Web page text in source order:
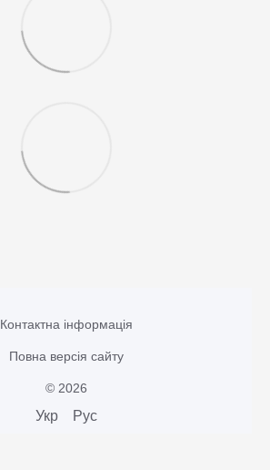
Контактна інформація
Повна версія сайту
© 2026
Укр Рус